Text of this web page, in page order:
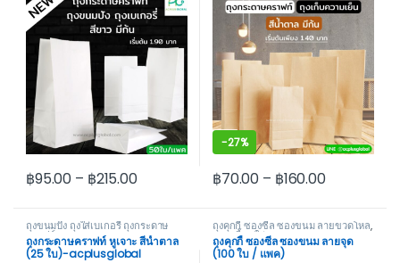
฿95.00 – ฿215.00
This product has multiple variants. The options may be
-27%
฿70.00 – ฿160.00
This product has multiple
ถุงขนมปัง ถุงใส่เบเกอรี่ ถุงกระดาษ
คราฟท์
ถุงกระดาษคราฟท์ หูเจาะ สีน้ำตาล
(25 ใบ)-acplusglobal
ถุงคุกกี้ ซองซีล ซองขนม ลายขวดโหล,
ถุงคุกกี้ ถุงใส่ขนม
ถุงคุกกี้ ซองซีล ซองขนม ลายจุด
(100 ใบ / แพค)